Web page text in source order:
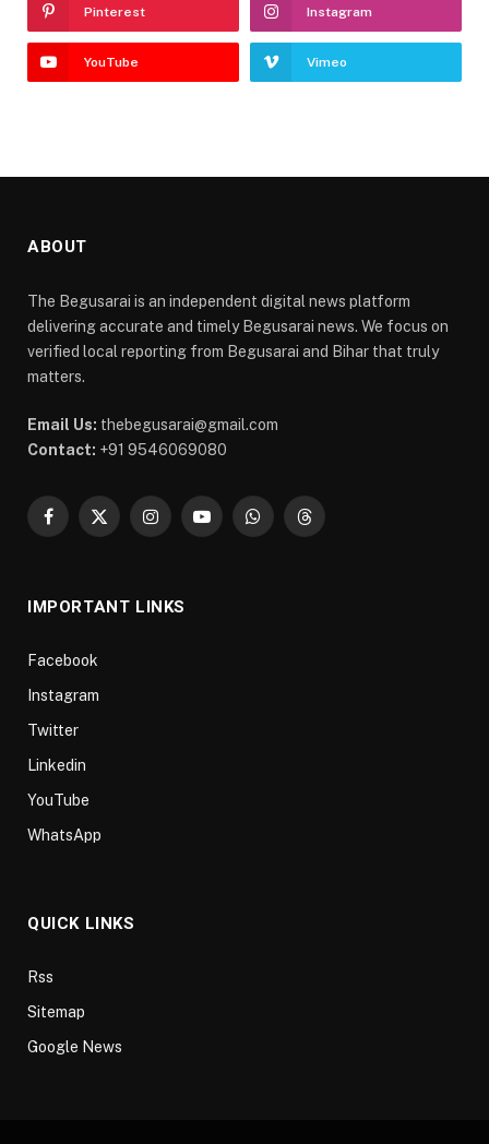
Pinterest Instagram
YouTube Vimeo
ABOUT
The Begusarai is an independent digital news platform
delivering accurate and timely Begusarai news. We focus on
verified local reporting from Begusarai and Bihar that truly
matters.
Email Us: thebegusarai@gmail.com
Contact: +91 9546069080
Facebook
X
InstagramYouTubeWhatsAppThreads
IMPORTANT LINKS
Facebook
Instagram
Twitter
Linkedin
YouTube
WhatsApp
QUICK LINKS
Rss
Sitemap
Google News